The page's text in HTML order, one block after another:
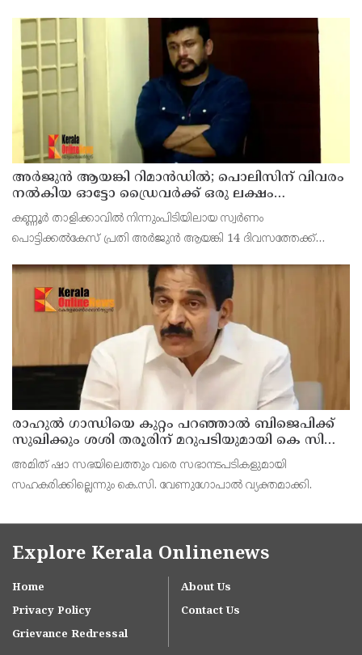
അര്‍ജുന്‍ ആയങ്കി റിമാന്‍ഡില്‍; പൊലിസിന് വിവരം
നൽകിയ ഓട്ടോ ഡ്രൈവർക്ക് ഒരു ലക്ഷം
പാരിതോഷികം നൽകുമെന്ന് മന്ത്രി
കണ്ണൂർ താളിക്കാവിൽ നിന്നുംപിടിയിലായ സ്വർണം
പൊട്ടിക്കൽകേസ് പ്രതി അര്‍ജുന്‍ ആയങ്കി 14 ദിവസത്തേക്ക്
മജിസ്‌ട്രേറ്റാണ് റിമാൻഡ് ചെയ്തത് പ്രതിയെ തലശേരി സബ്
ജയില
രാഹുല്‍ ഗാന്ധിയെ കുറ്റം പറഞ്ഞാല്‍ ബിജെപിക്ക്
സുഖിക്കും ശശി തരൂരിന് മറുപടിയുമായി കെ സി
വേണുഗോപാല്‍
അമിത് ഷാ സഭയിലെത്തും വരെ സഭാനടപടികളുമായി
സഹകരിക്കില്ലെന്നും കെ.സി. വേണുഗോപാല്‍ വ്യക്തമാക്കി.
Explore Kerala Onlinenews
Home
About Us
Privacy Policy
Contact Us
Grievance Redressal